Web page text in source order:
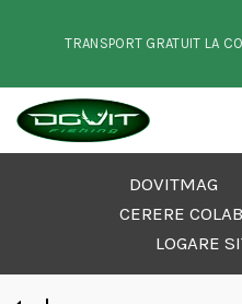
TRANSPORT GRATUIT LA
DOVITMAG
CERERE
LOGARE